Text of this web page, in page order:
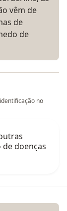
vêm de
de
de
no
doenças